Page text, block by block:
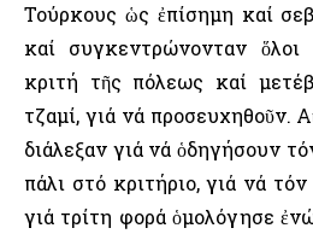
Τούρκους ὡς ἐπίσημη καί
καί συγκεντρώνονταν ὅλοι
κριτή τῆς πόλεως καί
τζαμί, γιά νά προσευχηθοῦν.
διάλεξαν γιά νά ὁδηγήσουν
πάλι στό κριτήριο, γιά νά
γιά τρίτη φορά ὁμολόγησε